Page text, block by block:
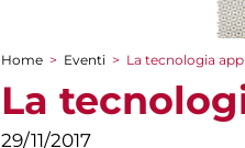
Tu sei qui
Home > Eventi > La tecnologia
La
29/11/2017